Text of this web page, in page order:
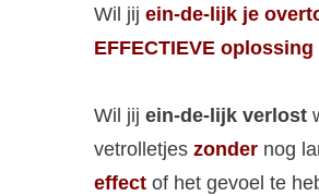
Wil jij ein-de-lijk je
EFFECTIEVE oplossing
Wil jij ein-de-lijk verlost
vetrolletjes zonder nog
effect of het gevoel te